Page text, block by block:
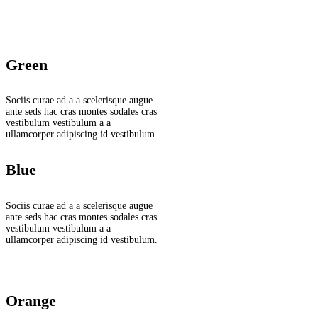
Green
Sociis curae ad a a scelerisque augue
ante seds hac cras montes sodales cras
vestibulum vestibulum a a
ullamcorper adipiscing id vestibulum.
Blue
Sociis curae ad a a scelerisque augue
ante seds hac cras montes sodales cras
vestibulum vestibulum a a
ullamcorper adipiscing id vestibulum.
Orange